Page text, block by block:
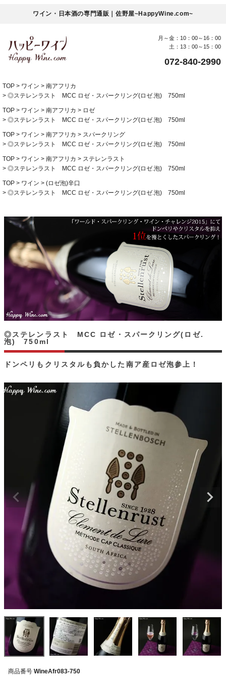
ワイン・日本酒の専門通販｜佐野屋~HappyWine.com~
月～金：10：00～16：00
土：13：00～15：00
072-840-2990
TOP ワイン
南アフリカ
◎ステレンラスト MCC ロゼ・スパークリング(ロゼ.泡) 750ml
TOP ワイン 南アフリカ
ロゼ
◎ステレンラスト MCC ロゼ・スパークリング(ロゼ.泡) 750ml
TOP ワイン 南アフリカ
スパークリング
◎ステレンラスト MCC ロゼ・スパークリング(ロゼ.泡) 750ml
TOP ワイン 南アフリカ
ステレンラスト
◎ステレンラスト MCC ロゼ・スパークリング(ロゼ.泡) 750ml
TOP ワイン
(ロゼ泡)辛口
◎ステレンラスト MCC ロゼ・スパークリング(ロゼ.泡) 750ml
ドンペリもクリスタルも負かした南ア産ロゼ泡参上！
◎ステレンラスト MCC ロゼ・スパークリング(ロゼ.
泡) 750ml
商品番号 WineAfr083-750